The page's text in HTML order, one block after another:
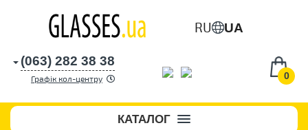
RU UA
0
(063) 282 38 38
Графік кол-центру
КАТАЛОГ